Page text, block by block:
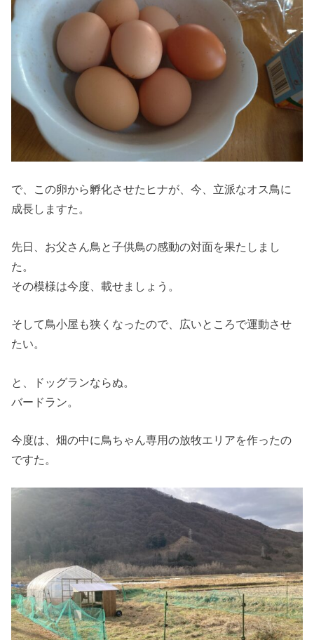
で、この卵から孵化させたヒナが、今、立派なオス鳥に
成長しますた。
先日、お父さん鳥と子供鳥の感動の対面を果たしまし
た。
その模様は今度、載せましょう。
そして鳥小屋も狭くなったので、広いところで運動させ
たい。
と、ドッグランならぬ。
バードラン。
今度は、畑の中に鳥ちゃん専用の放牧エリアを作ったの
ですた。